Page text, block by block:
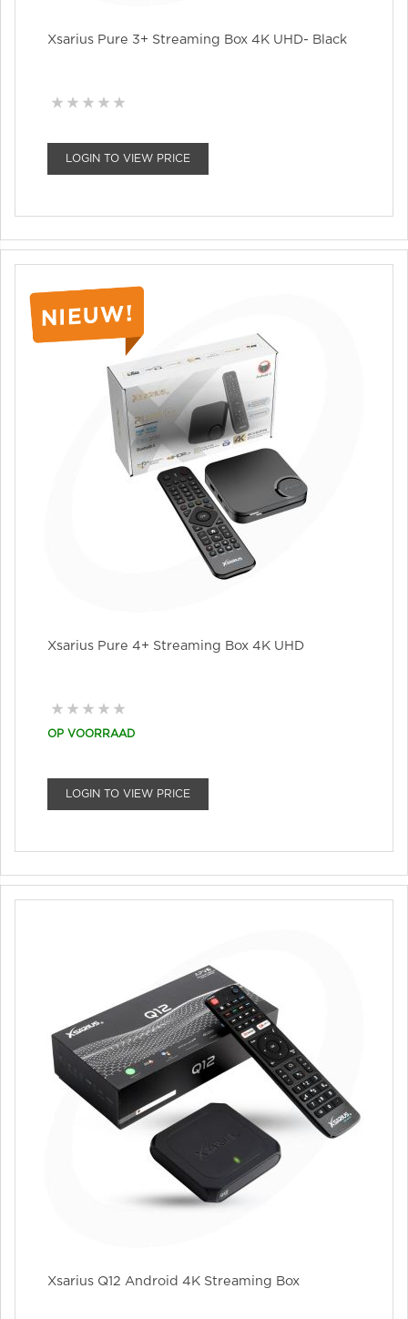
Xsarius Pure 3+ Streaming Box 4K UHD- Black
LOGIN TO VIEW PRICE
Xsarius Pure 4+ Streaming Box 4K UHD
OP VOORRAAD
LOGIN TO VIEW PRICE
Xsarius Q12 Android 4K Streaming Box